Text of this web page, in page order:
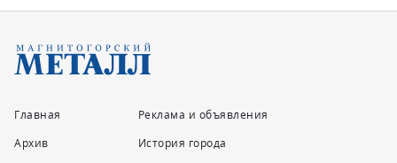
Главная
Архив
Реклама и объявления
История города